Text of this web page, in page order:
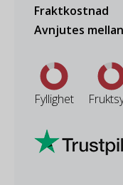
Fraktkostnad
Avnjutes mellan
Fyllighet